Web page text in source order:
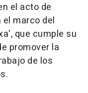
el acto de
marco del
que cumple su
promover la
de los